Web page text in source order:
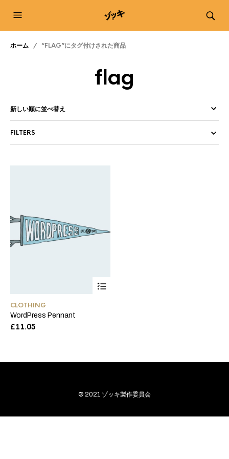
ホーム / “FLAG”にタグ付けされた商品
flag
FILTERS
CLOTHING
WordPress Pennant
£11.05
© 2021 ゾッキ製作委員会